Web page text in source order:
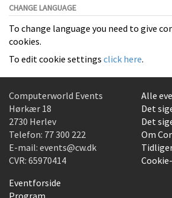
CHANGE LANGUAGE
To change language you need to give
cookies.
To edit cookie settings click here.
Computerworld Events
Hørkær 18
2730 Herlev
Telefon: 77 300 222
E-mail: events@cw.dk
CVR: 65970414
Alle
Det
Det
Om
Eventforside
Program